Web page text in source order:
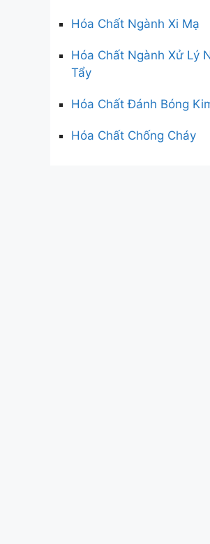
Hóa Chất Ngành Xi Mạ
Hóa Chất Ngành Xử Lý
Tẩy
Hóa Chất Đánh Bóng
Hóa Chất Chống Cháy